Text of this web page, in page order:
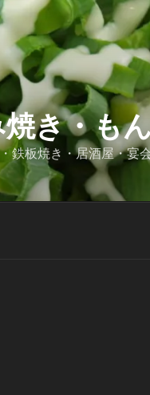
き・も
鉄板焼き・居酒屋・宴